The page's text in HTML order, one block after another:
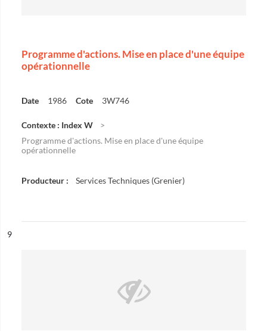
Programme d'actions. Mise en place d'une équipe
opérationnelle
Date 1986 Cote 3W746
Contexte : Index W
Programme d'actions. Mise en place d'une équipe
opérationnelle
Producteur : Services Techniques (Grenier)
n°
9